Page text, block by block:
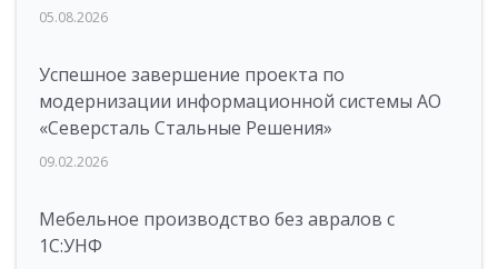
05.08.2026
Успешное завершение проекта по
модернизации информационной системы АО
«Северсталь Стальные Решения»
09.02.2026
Мебельное производство без авралов с
1С:УНФ